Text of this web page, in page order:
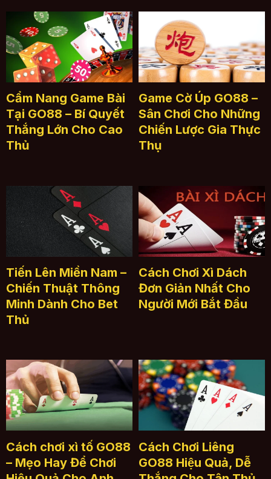
Cẩm Nang Game Bài
Tại GO88 – Bí Quyết
Thắng Lớn Cho Cao
Thủ
Game Cờ Úp GO88 –
Sân Chơi Cho Những
Chiến Lược Gia Thực
Thụ
Tiến Lên Miền Nam –
Chiến Thuật Thông
Minh Dành Cho Bet
Thủ
Cách Chơi Xì Dách
Đơn Giản Nhất Cho
Người Mới Bắt Đầu
Cách chơi xì tố GO88
– Mẹo Hay Để Chơi
Cách Chơi Liêng
GO88 Hiệu Quả, Dễ